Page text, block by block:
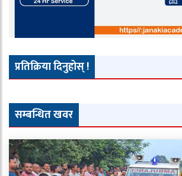
प्रतिक्रिया दिनुहोस् !
सम्बन्धित खवर